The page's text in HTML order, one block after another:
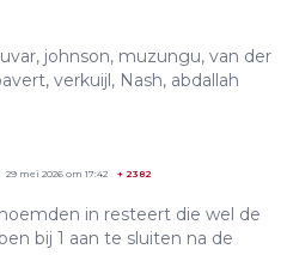
johnson, muzungu, van der
verkuijl, Nash, abdallah
29 mei 2026 om 17:42 + 2382
in resteert die wel de
bij 1 aan te sluiten na de